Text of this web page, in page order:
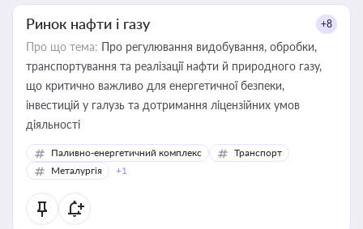
Ринок нафти і газу +8
Про що тема: Про регулювання видобування, обробки,
транспортування та реалізації нафти й природного газу,
що критично важливо для енергетичної безпеки,
інвестицій у галузь та дотримання ліцензійних умов
діяльності
Паливно-енергетичний комплекс
Транспорт
Металургія
+1